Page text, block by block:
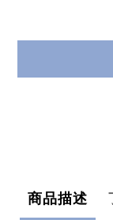
商品描述